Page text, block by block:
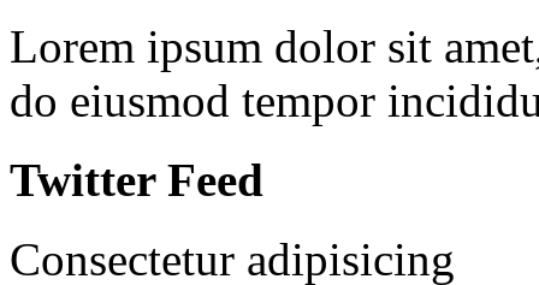
Lorem ipsum dolor sit
do eiusmod tempor
Twitter Feed
Consectetur adipisicing